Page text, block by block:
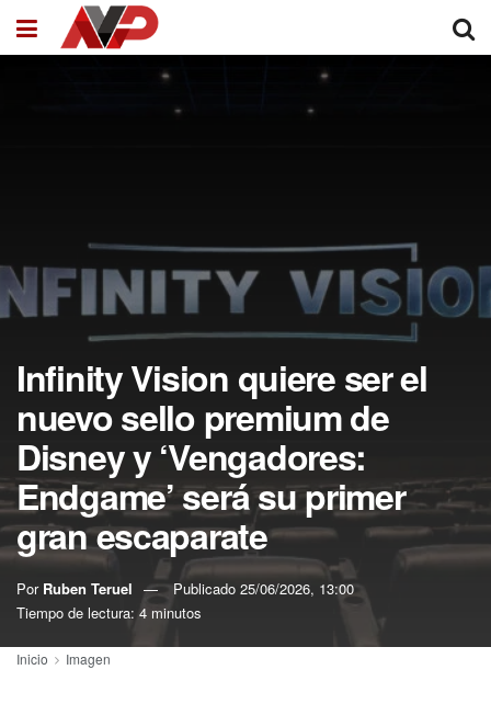
Infinity Vision quiere ser el
nuevo sello premium de
Disney y ‘Vengadores:
Endgame’ será su primer
gran escaparate
Por Ruben Teruel Publicado 25/06/2026, 13:00
Tiempo de lectura: 4 minutos
Inicio Imagen